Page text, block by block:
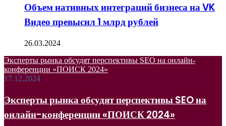
Объем нативных интеграций бизнеса на VK
Видео превысил 1 млрд рублей
26.03.2024
Эксперты рынка обсудят перспективы SEO на онлайн-
конференции «ПОИСК 2024»
17.12.2024
Эксперты рынка обсудят перспективы SEO на
онлайн-конференции «ПОИСК 2024»